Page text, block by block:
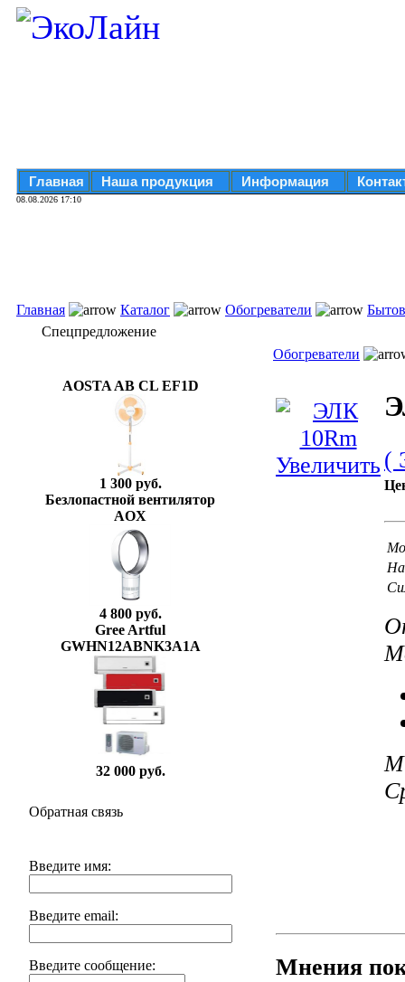
Главная Наша продукция Информация
08.08.2026 17:10
Главная Каталог Обогреватели
Спецпредложение
AOSTA AB CL EF1D
1 300 руб.
Безлопастной вентилятор
AOX
4 800 руб.
Gree Artful
GWHN12ABNK3A1A
32 000 руб.
Обратная связь
Введите имя:
Введите email:
Введите сообщение:
Обогреватели
Увеличить (
Мнения